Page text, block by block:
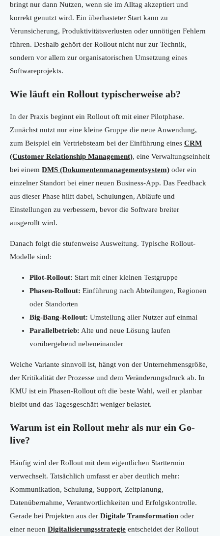
bringt nur dann Nutzen, wenn sie im Alltag akzeptiert und
korrekt genutzt wird. Ein überhasteter Start kann zu
Verunsicherung, Produktivitätsverlusten oder unnötigen Fehlern
führen. Deshalb gehört der Rollout nicht nur zur Technik,
sondern vor allem zur organisatorischen Umsetzung eines
Softwareprojekts.
Wie läuft ein Rollout typischerweise ab?
In der Praxis beginnt ein Rollout oft mit einer Pilotphase.
Zunächst nutzt nur eine kleine Gruppe die neue Anwendung,
zum Beispiel ein Vertriebsteam bei der Einführung eines CRM
(Customer Relationship Management), eine Verwaltungseinheit
bei einem DMS (Dokumentenmanagementsystem) oder ein
einzelner Standort bei einer neuen Business-App. Das Feedback
aus dieser Phase hilft dabei, Schulungen, Abläufe und
Einstellungen zu verbessern, bevor die Software breiter
ausgerollt wird.
Danach folgt die stufenweise Ausweitung. Typische Rollout-
Modelle sind:
Pilot-Rollout: Start mit einer kleinen Testgruppe
Phasen-Rollout: Einführung nach Abteilungen, Regionen
oder Standorten
Big-Bang-Rollout: Umstellung aller Nutzer auf einmal
Parallelbetrieb: Alte und neue Lösung laufen
vorübergehend nebeneinander
Welche Variante sinnvoll ist, hängt von der Unternehmensgröße,
der Kritikalität der Prozesse und dem Veränderungsdruck ab. In
KMU ist ein Phasen-Rollout oft die beste Wahl, weil er planbar
bleibt und das Tagesgeschäft weniger belastet.
Warum ist ein Rollout mehr als nur ein Go-
live?
Häufig wird der Rollout mit dem eigentlichen Starttermin
verwechselt. Tatsächlich umfasst er aber deutlich mehr:
Kommunikation, Schulung, Support, Zeitplanung,
Datenübernahme, Verantwortlichkeiten und Erfolgskontrolle.
Gerade bei Projekten aus der Digitale Transformation oder
einer neuen Digitalisierungsstrategie entscheidet der Rollout